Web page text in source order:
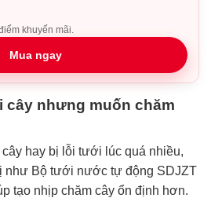
khuyến mãi.
Mua ngay
nhưng muốn chăm
hay bị lỗi tưới lúc quá nhiều,
như Bộ tưới nước tự động SDJZT
tạo nhịp chăm cây ổn định hơn.